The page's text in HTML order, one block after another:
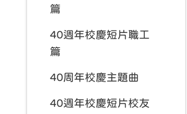
篇
40週年校慶短片職工
篇
40周年校慶主題曲
40週年校慶短片校友